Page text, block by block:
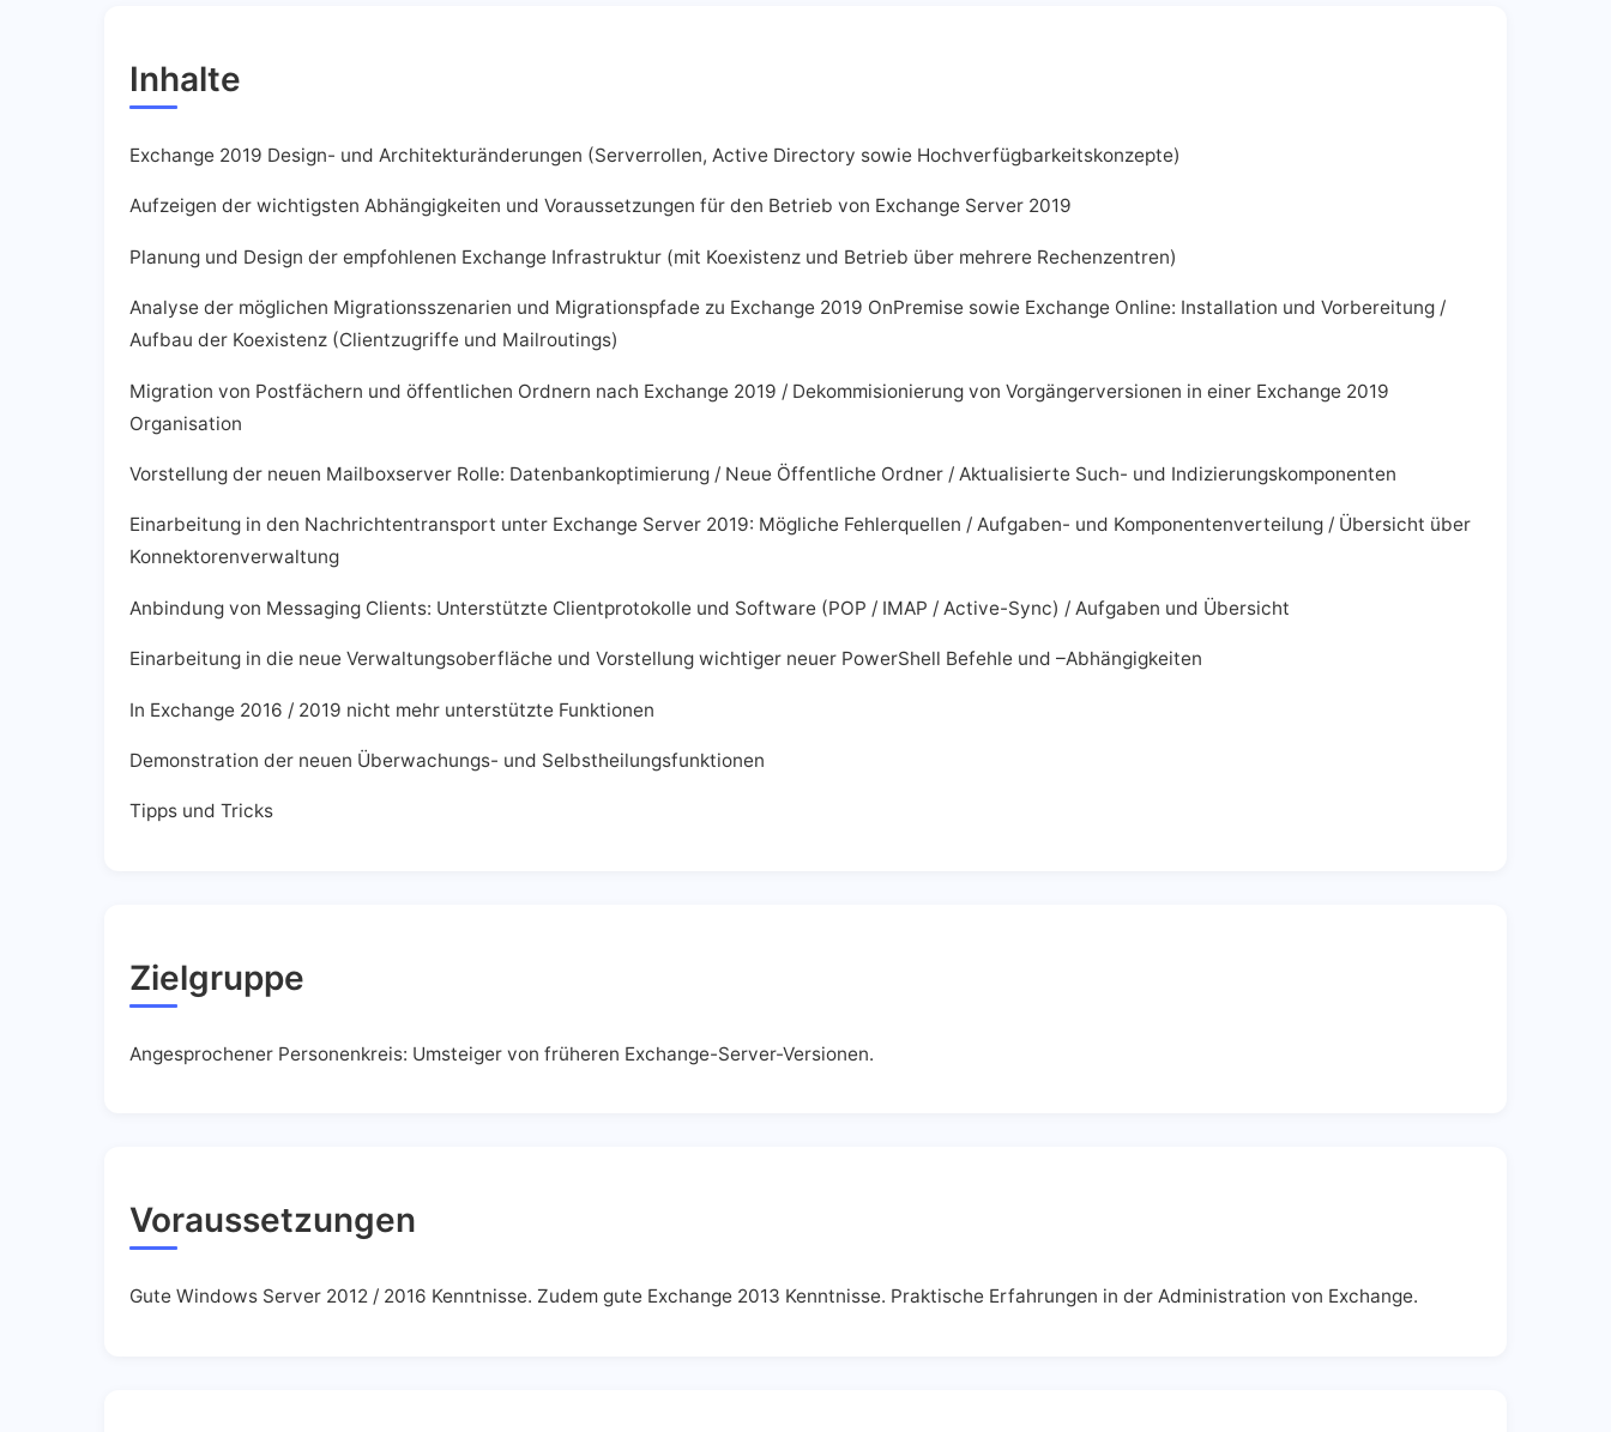
Inhalte
Exchange 2019 Design- und Architekturänderungen (Serverrollen, Active Directory sowie Hochverfügbarkeitskonzepte)
Aufzeigen der wichtigsten Abhängigkeiten und Voraussetzungen für den Betrieb von Exchange Server 2019
Planung und Design der empfohlenen Exchange Infrastruktur (mit Koexistenz und Betrieb über mehrere Rechenzentren)
Analyse der möglichen Migrationsszenarien und Migrationspfade zu Exchange 2019 OnPremise sowie Exchange Online: Installation und Vorbereitung /
Aufbau der Koexistenz (Clientzugriffe und Mailroutings)
Migration von Postfächern und öffentlichen Ordnern nach Exchange 2019 / Dekommisionierung von Vorgängerversionen in einer Exchange 2019
Organisation
Vorstellung der neuen Mailboxserver Rolle: Datenbankoptimierung / Neue Öffentliche Ordner / Aktualisierte Such- und Indizierungskomponenten
Einarbeitung in den Nachrichtentransport unter Exchange Server 2019: Mögliche Fehlerquellen / Aufgaben- und Komponentenverteilung / Übersicht über
Konnektorenverwaltung
Anbindung von Messaging Clients: Unterstützte Clientprotokolle und Software (POP / IMAP / Active-Sync) / Aufgaben und Übersicht
Einarbeitung in die neue Verwaltungsoberfläche und Vorstellung wichtiger neuer PowerShell Befehle und –Abhängigkeiten
In Exchange 2016 / 2019 nicht mehr unterstützte Funktionen
Demonstration der neuen Überwachungs- und Selbstheilungsfunktionen
Tipps und Tricks
Zielgruppe
Angesprochener Personenkreis: Umsteiger von früheren Exchange-Server-Versionen.
Voraussetzungen
Gute Windows Server 2012 / 2016 Kenntnisse. Zudem gute Exchange 2013 Kenntnisse. Praktische Erfahrungen in der Administration von Exchange.